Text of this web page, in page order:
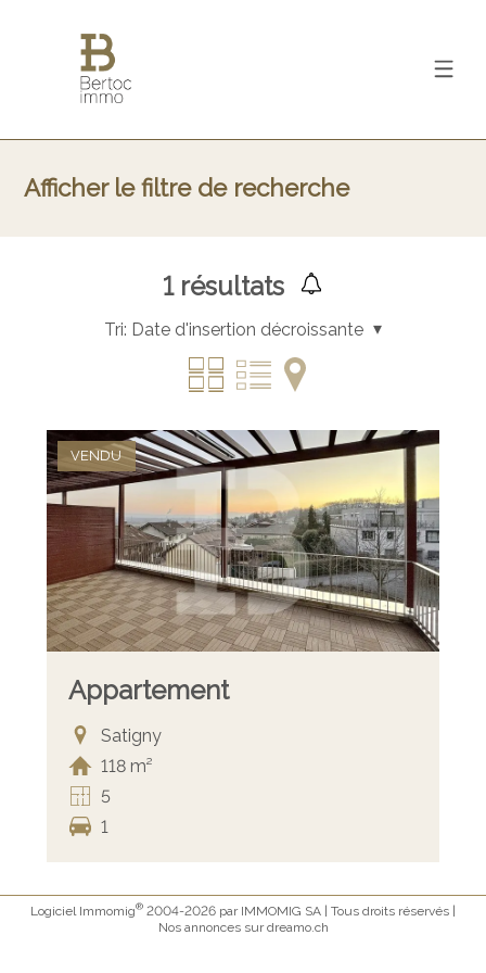
Afficher le filtre de recherche
1résultats
Tri: Date d'insertion décroissante
VENDU
Appartement
Satigny
118 m²
5
1
Logiciel Immomig® 2004-2026 par IMMOMIG SA | Tous droits réservés |
Nos annonces surdreamo.ch